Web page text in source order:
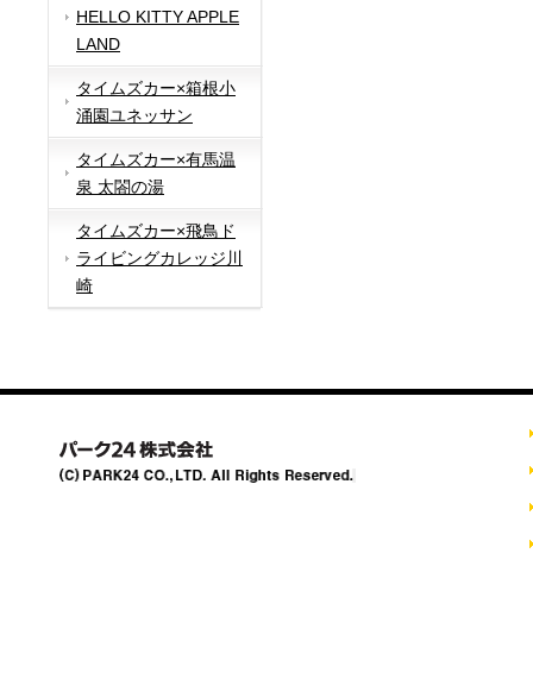
HELLO KITTY APPLE
LAND
タイムズカー×箱根小
涌園ユネッサン
タイムズカー×有馬温
泉 太閤の湯
タイムズカー×飛鳥ド
ライビングカレッジ川
崎